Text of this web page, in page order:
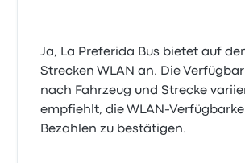
Ja, La Preferida Bus bietet auf
Strecken WLAN an. Die
nach Fahrzeug und Strecke
empfiehlt, die WLAN-
Bezahlen zu bestätigen.